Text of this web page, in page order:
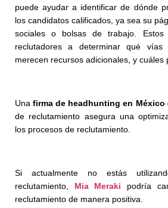
puede ayudar a identificar de dónde
los candidatos calificados, ya sea su
sociales o bolsas de trabajo.
reclutadores a determinar qué
merecen recursos adicionales, y cuáles
Unafirma de headhunting en México
de reclutamiento asegura una
los procesos de reclutamiento.
Si actualmente no estás
reclutamiento, Mia Meraki podría
reclutamiento de manera positiva.